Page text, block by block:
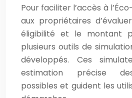
Pour faciliter l’accès à
aux propriétaires
éligibilité et le montant
plusieurs outils de
développés. Ces
estimation précise
possibles et guident les